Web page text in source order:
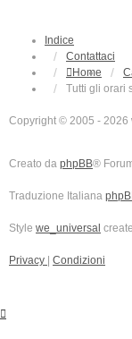
Indice
Contattaci
Home
Tutti gli orari
Copyright © 2005 - 2026
Creato da phpBB®
Traduzione Italiana
Style we_universal
Privacy | Condizioni